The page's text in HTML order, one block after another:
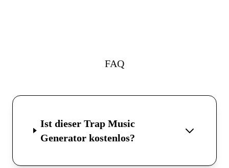
FAQ
Ist dieser Trap Music
Generator kostenlos?